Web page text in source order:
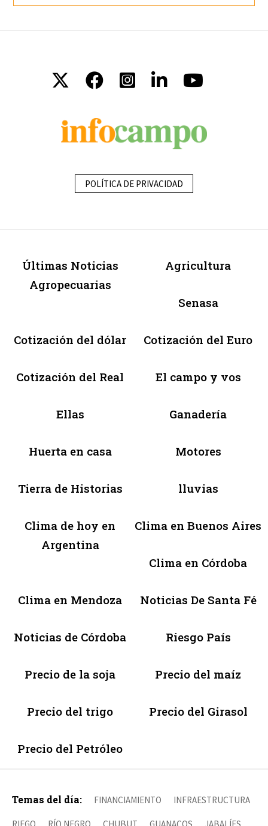
POLÍTICA DE PRIVACIDAD
Últimas Noticias
Agropecuarias
Agricultura
Senasa
Cotización del dólar Cotización del Euro
Cotización del Real El campo y vos
Ellas Ganadería
Huerta en casa Motores
Tierra de Historias lluvias
Clima de hoy en
Argentina
Clima en Buenos Aires
Clima en Córdoba
Clima en Mendoza Noticias De Santa Fé
Noticias de Córdoba Riesgo País
Precio de la soja Precio del maíz
Precio del trigo Precio del Girasol
Precio del Petróleo
Temas del día: FINANCIAMIENTO INFRAESTRUCTURA